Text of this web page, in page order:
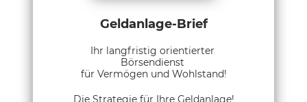
Geldanlage-Brief
Ihr langfristig orientierter
Börsendienst
für Vermögen und Wohlstand!
Die Strategie für Ihre Geldanlage!